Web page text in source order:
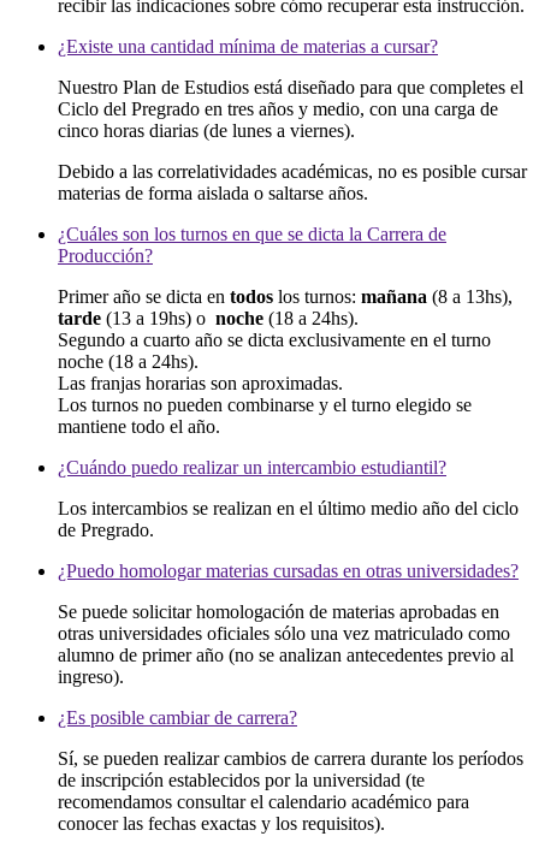
recibir las indicaciones sobre cómo recuperar esta instrucción.
¿Existe una cantidad mínima de materias a cursar?
Nuestro Plan de Estudios está diseñado para que completes el
Ciclo del Pregrado en tres años y medio, con una carga de
cinco horas diarias (de lunes a viernes).
Debido a las correlatividades académicas, no es posible cursar
materias de forma aislada o saltarse años.
¿Cuáles son los turnos en que se dicta la Carrera de
Producción?
Primer año se dicta en todos los turnos: mañana (8 a 13hs),
tarde (13 a 19hs) o noche (18 a 24hs).
Segundo a cuarto año se dicta exclusivamente en el turno
noche (18 a 24hs).
Las franjas horarias son aproximadas.
Los turnos no pueden combinarse y el turno elegido se
mantiene todo el año.
¿Cuándo puedo realizar un intercambio estudiantil?
Los intercambios se realizan en el último medio año del ciclo
de Pregrado.
¿Puedo homologar materias cursadas en otras universidades?
Se puede solicitar homologación de materias aprobadas en
otras universidades oficiales sólo una vez matriculado como
alumno de primer año (no se analizan antecedentes previo al
ingreso).
¿Es posible cambiar de carrera?
Sí, se pueden realizar cambios de carrera durante los períodos
de inscripción establecidos por la universidad (te
recomendamos consultar el calendario académico para
conocer las fechas exactas y los requisitos).